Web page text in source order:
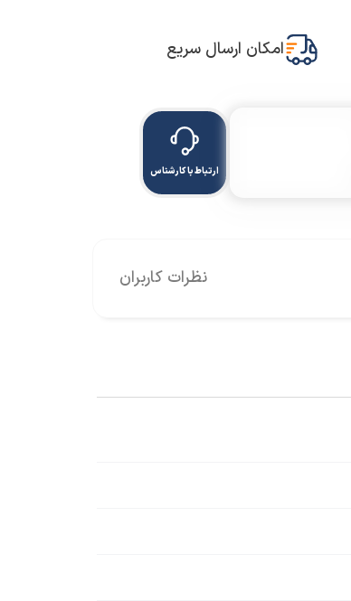
امکان ارسال سریع
ارتباط با کارشناس
نظرات کاربران